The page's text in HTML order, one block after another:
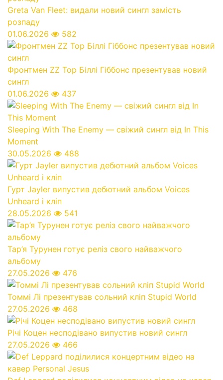
Greta Van Fleet: видали новий сингл замість
розпаду
01.06.2026
582
Фронтмен ZZ Top Біллі Гіббонс презентував новий
сингл
01.06.2026
437
Sleeping With The Enemy — свіжий сингл від In This
Moment
30.05.2026
488
Гурт Jayler випустив дебютний альбом Voices
Unheard і кліп
28.05.2026
541
Тар’я Турунен готує реліз свого найважчого
альбому
27.05.2026
476
Томмі Лі презентував сольний кліп Stupid World
27.05.2026
468
Річі Коцен несподівано випустив новий сингл
27.05.2026
466